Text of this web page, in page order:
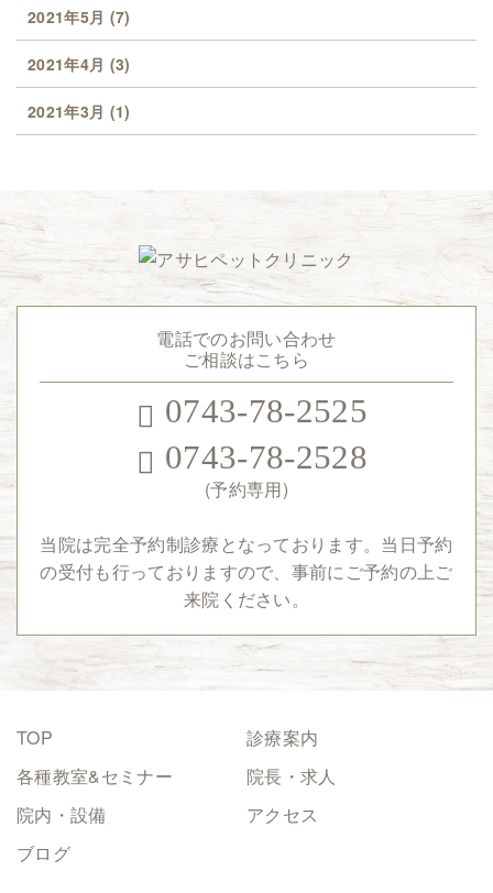
2021年5月 (7)
2021年4月 (3)
2021年3月 (1)
電話でのお問い合わせ
ご相談はこちら
0743-78-2525
0743-78-2528
(予約専用)
当院は完全予約制診療となっております。 当日予約
の受付も行っておりますので、事前にご予約の上ご
来院ください。
TOP
診療案内
各種教室&セミナー
院長・求人
院内・設備
アクセス
ブログ